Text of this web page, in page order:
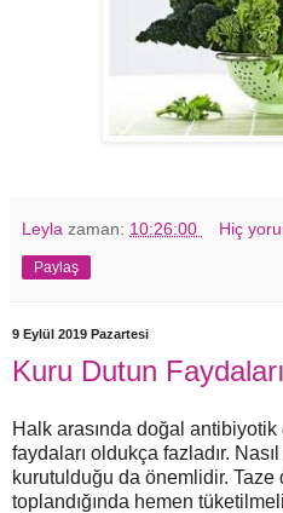
Leyla zaman: 10:26:00 Hiç
Paylaş
9 Eylül 2019 Pazartesi
Kuru Dutun
Halk arasında doğal
faydaları oldukça fazladır.
kurutulduğu da önemlidir. Taze
toplandığında hemen